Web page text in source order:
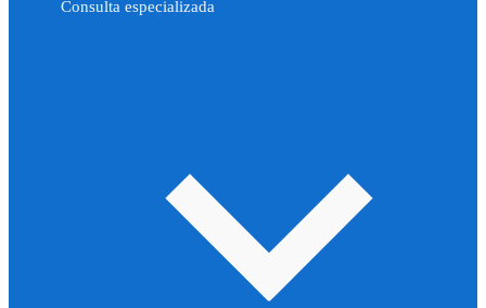
Consulta especializada